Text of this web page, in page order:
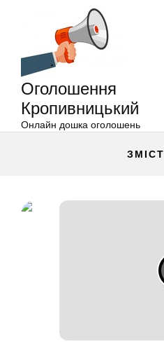
Оголошення
Кропивницький
Онлайн дошка оголошень
ЗМІСТ